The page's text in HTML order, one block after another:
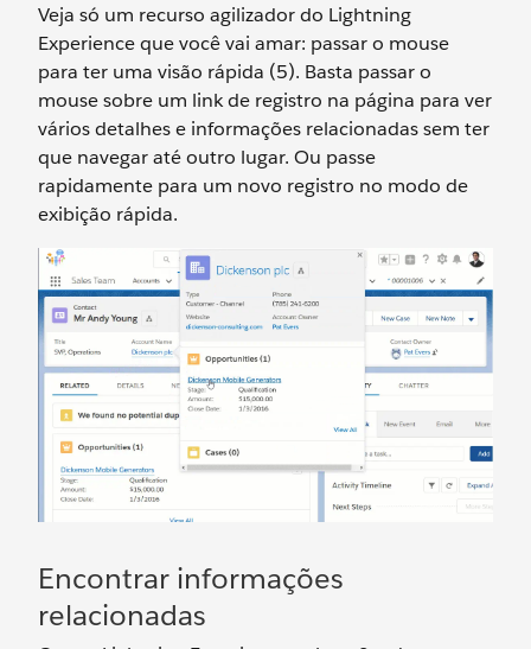
Veja só um recurso agilizador do Lightning
Experience que você vai amar: passar o mouse
para ter uma visão rápida (5). Basta passar o
mouse sobre um link de registro na página para ver
vários detalhes e informações relacionadas sem ter
que navegar até outro lugar. Ou passe
rapidamente para um novo registro no modo de
exibição rápida.
Encontrar informações
relacionadas